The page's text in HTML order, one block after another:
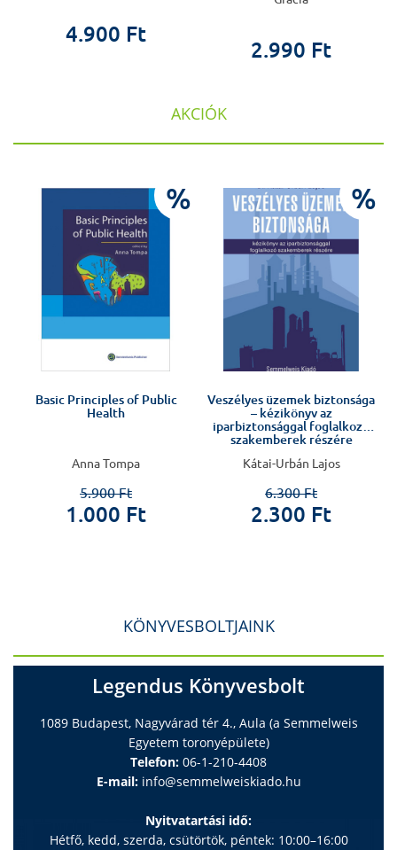
4.900 Ft
2.990 Ft
AKCIÓK
%
Basic Principles of Public
Health
Anna Tompa
5.900 Ft
1.000 Ft
%
Veszélyes üzemek biztonsága
– kézikönyv az
iparbiztonsággal foglalkozó
szakemberek részére
Kátai-Urbán Lajos
6.300 Ft
2.300 Ft
KÖNYVESBOLTJAINK
Legendus Könyvesbolt
1089 Budapest, Nagyvárad tér 4., Aula (a Semmelweis
Egyetem toronyépülete)
Telefon: 06-1-210-4408
E-mail: info@semmelweiskiado.hu
Nyitvatartási idő:
Hétfő, kedd, szerda, csütörtök, péntek: 10:00–16:00